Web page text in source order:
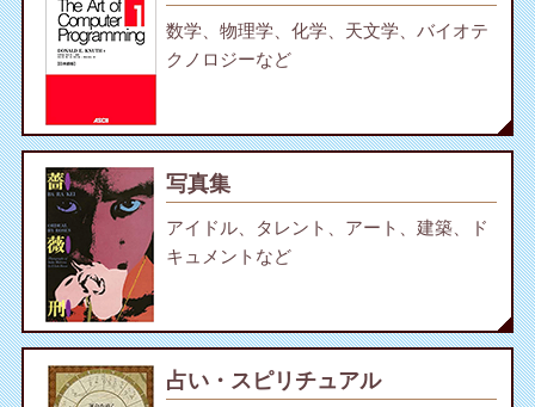
数学、物理学、化学、天文学、バイオテ
クノロジーなど
写真集
アイドル、タレント、アート、建築、ド
キュメントなど
占い・スピリチュアル